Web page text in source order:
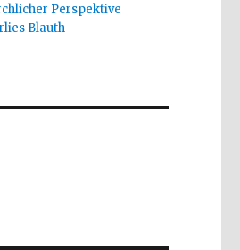
Perspektive
Blauth